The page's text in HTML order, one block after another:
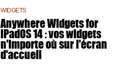
WIDGETS
Anywhere Widgets for
iPadOS 14 : vos widgets
n'importe où sur l'écran
d'accueil